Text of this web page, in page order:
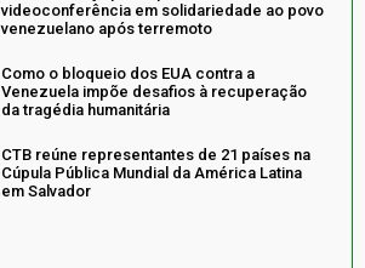
videoconferência em solidariedade ao povo
venezuelano após terremoto
Como o bloqueio dos EUA contra a
Venezuela impõe desafios à recuperação
da tragédia humanitária
CTB reúne representantes de 21 países na
Cúpula Pública Mundial da América Latina
em Salvador